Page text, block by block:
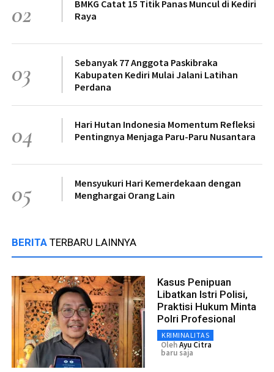
02
BMKG Catat 15 Titik Panas Muncul di Kediri
Raya
03
Sebanyak 77 Anggota Paskibraka
Kabupaten Kediri Mulai Jalani Latihan
Perdana
04
Hari Hutan Indonesia Momentum Refleksi
Pentingnya Menjaga Paru-Paru Nusantara
05
Mensyukuri Hari Kemerdekaan dengan
Menghargai Orang Lain
BERITA TERBARU LAINNYA
Kasus Penipuan
Libatkan Istri Polisi,
Praktisi Hukum Minta
Polri Profesional
KRIMINALITAS
OlehAyu Citra
baru saja